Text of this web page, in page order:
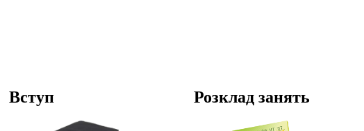
Вступ Розклад занять